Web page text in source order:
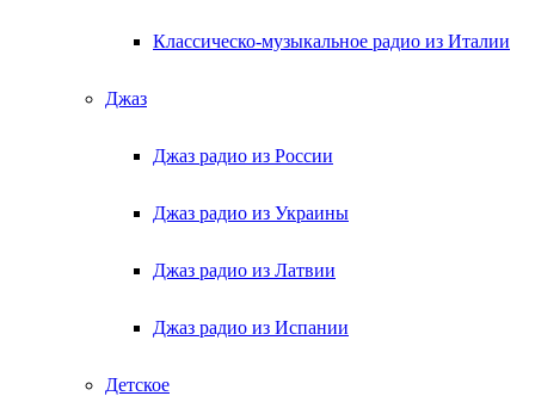
Классическо-музыкальное радио из Италии
Джаз
Джаз радио из России
Джаз радио из Украины
Джаз радио из Латвии
Джаз радио из Испании
Детское